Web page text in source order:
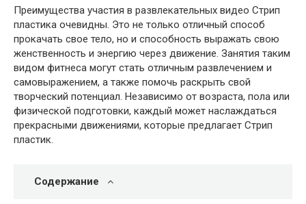
Преимущества участия в развлекательных видео Стрип
пластика очевидны. Это не только отличный способ
прокачать свое тело, но и способность выражать свою
женственность и энергию через движение. Занятия таким
видом фитнеса могут стать отличным развлечением и
самовыражением, а также помочь раскрыть свой
творческий потенциал. Независимо от возраста, пола или
физической подготовки, каждый может наслаждаться
прекрасными движениями, которые предлагает Стрип
пластик.
Содержание